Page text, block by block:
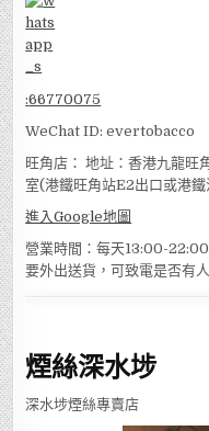
:66770075
WeChat ID: evertobacco
旺角店： 地址：香港九龍旺
室(港鐵旺角站E2出口或港
進入Google地圖
營業時間：每天13:00-
要外出送貨，可致電是否有
煙絲深水埗
深水埗煙絲專賣店